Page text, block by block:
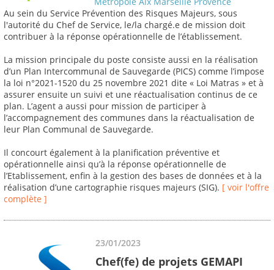
Au sein du Service Prévention des Risques Majeurs, sous
l'autorité du Chef de Service, le/la chargé.e de mission doit
contribuer à la réponse opérationnelle de l’établissement.
La mission principale du poste consiste aussi en la réalisation
d’un Plan Intercommunal de Sauvegarde (PICS) comme l’impose
la loi n°2021-1520 du 25 novembre 2021 dite « Loi Matras » et à
assurer ensuite un suivi et une réactualisation continus de ce
plan. L’agent a aussi pour mission de participer à
l’accompagnement des communes dans la réactualisation de
leur Plan Communal de Sauvegarde.
Il concourt également à la planification préventive et
opérationnelle ainsi qu’à la réponse opérationnelle de
l’Etablissement, enfin à la gestion des bases de données et à la
réalisation d’une cartographie risques majeurs (SIG). [ voir l'offre
complète ]
23/01/2023
Chef(fe) de projets GEMAPI